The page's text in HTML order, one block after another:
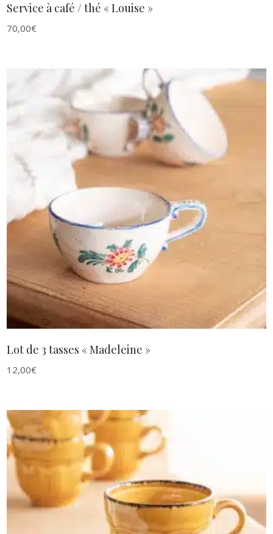
Service à café / thé « Louise »
70,00€
AJOUTER AU PANIER
Lot de 3 tasses « Madeleine »
12,00€